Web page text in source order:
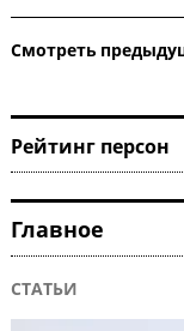
Смотреть
СТАТЬИ